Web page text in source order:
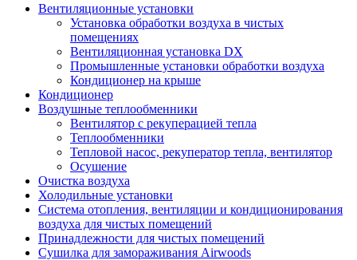
Вентиляционные установки
Установка обработки воздуха в чистых
помещениях
Вентиляционная установка DX
Промышленные установки обработки воздуха
Кондиционер на крыше
Кондиционер
Воздушные теплообменники
Вентилятор с рекуперацией тепла
Теплообменники
Тепловой насос, рекуператор тепла, вентилятор
Осушение
Очистка воздуха
Холодильные установки
Система отопления, вентиляции и кондиционирования
воздуха для чистых помещений
Принадлежности для чистых помещений
Сушилка для замораживания Airwoods